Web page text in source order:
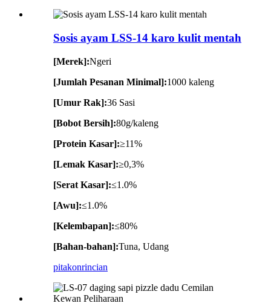
Sosis ayam LSS-14 karo kulit mentah
[Merek]:Ngeri
[Jumlah Pesanan Minimal]:1000 kaleng
[Umur Rak]:36 Sasi
[Bobot Bersih]:80g/kaleng
[Protein Kasar]:≥11%
[Lemak Kasar]:≥0,3%
[Serat Kasar]:≤1.0%
[Awu]:≤1.0%
[Kelembapan]:≤80%
[Bahan-bahan]:Tuna, Udang
pitakonrincian